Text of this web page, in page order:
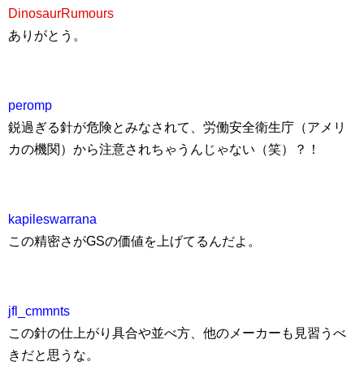
DinosaurRumours
ありがとう。
peromp
鋭過ぎる針が危険とみなされて、労働安全衛生庁（アメリ
カの機関）から注意されちゃうんじゃない（笑）？！
kapileswarrana
この精密さがGSの価値を上げてるんだよ。
jfl_cmmnts
この針の仕上がり具合や並べ方、他のメーカーも見習うべ
きだと思うな。